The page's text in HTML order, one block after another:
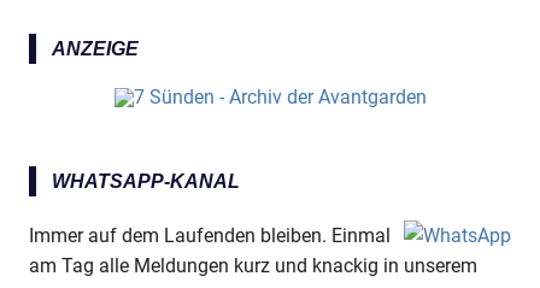
ANZEIGE
WHATSAPP-KANAL
Immer auf dem Laufenden bleiben. Einmal
am Tag alle Meldungen kurz und knackig in unserem